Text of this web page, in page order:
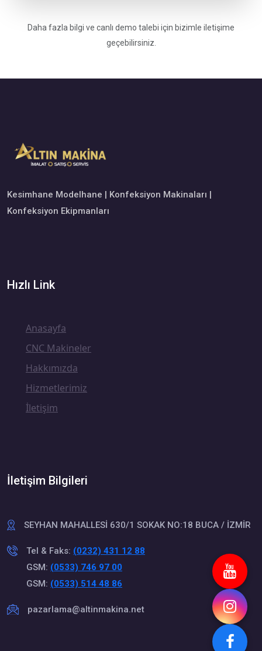
Daha fazla bilgi ve canlı demo talebi için bizimle iletişime
geçebilirsiniz.
Kesimhane Modelhane | Konfeksiyon Makinaları |
Konfeksiyon Ekipmanları
Hızlı Link
Anasayfa
CNC Makineler
Hakkımızda
Hizmetlerimiz
İletişim
İletişim Bilgileri
SEYHAN MAHALLESİ 630/1 SOKAK NO:18 BUCA / İZMİR
Tel & Faks: (0232) 431 12 88
GSM: (0533) 746 97 00
GSM: (0533) 514 48 86
pazarlama@altinmakina.net